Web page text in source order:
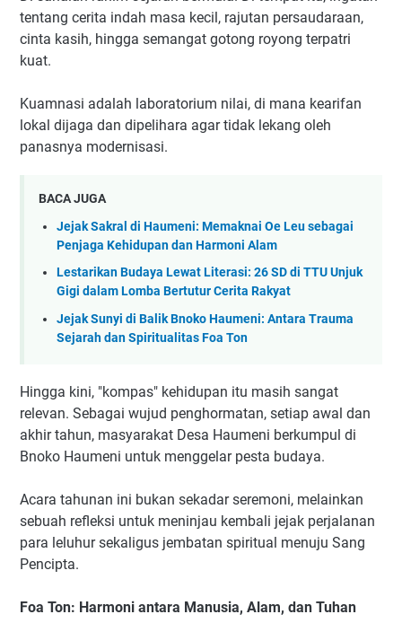
tentang cerita indah masa kecil, rajutan persaudaraan,
cinta kasih, hingga semangat gotong royong terpatri
kuat.
Kuamnasi adalah laboratorium nilai, di mana kearifan
lokal dijaga dan dipelihara agar tidak lekang oleh
panasnya modernisasi.
BACA JUGA
Jejak Sakral di Haumeni: Memaknai Oe Leu sebagai
Penjaga Kehidupan dan Harmoni Alam
Lestarikan Budaya Lewat Literasi: 26 SD di TTU Unjuk
Gigi dalam Lomba Bertutur Cerita Rakyat
Jejak Sunyi di Balik Bnoko Haumeni: Antara Trauma
Sejarah dan Spiritualitas Foa Ton
Hingga kini, "kompas" kehidupan itu masih sangat
relevan. Sebagai wujud penghormatan, setiap awal dan
akhir tahun, masyarakat Desa Haumeni berkumpul di
Bnoko Haumeni untuk menggelar pesta budaya.
Acara tahunan ini bukan sekadar seremoni, melainkan
sebuah refleksi untuk meninjau kembali jejak perjalanan
para leluhur sekaligus jembatan spiritual menuju Sang
Pencipta.
Foa Ton: Harmoni antara Manusia, Alam, dan Tuhan